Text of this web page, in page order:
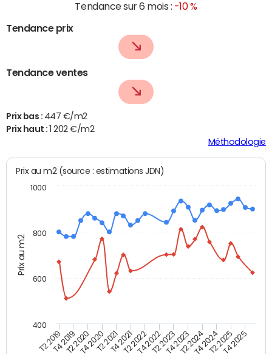
Tendance sur 6 mois : -10 %
Tendance prix
Tendance ventes
Prix bas : 447 €/m2
Prix haut :
1 202 €/m2
Méthodologie
Prix au m2
Prix au m2 (source : estimations JDN)
T2 2019T4 2019T2 2020T4 2020T2 2021T4 2021T2 2022T4 2022T2 2023T4 2023T2 2024T4 2024T2 2025T4 2025
400
600
800
1000